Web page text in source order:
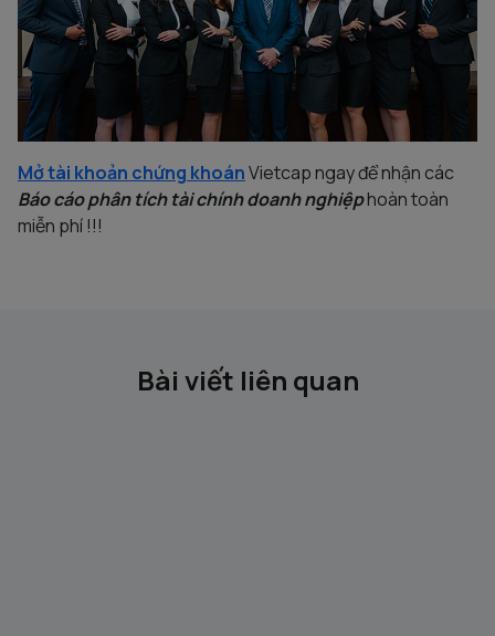
Mở tài khoản chứng khoánVietcap ngay để nhận các
Báo cáo phân tích tài chính doanh nghiệphoàn toàn
miễn phí !!!
Bài viết liên quan